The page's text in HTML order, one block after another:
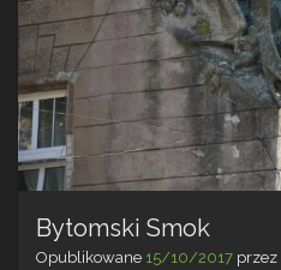
Bytomski Smok
Opublikowane 15/10/2017 przez